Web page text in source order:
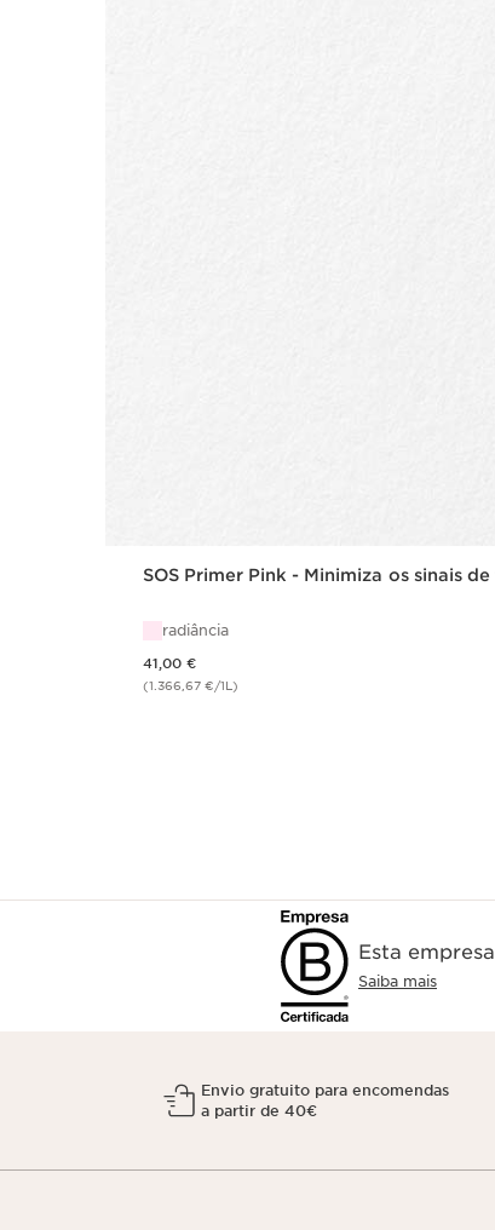
SOS Primer Pink - Minimiza os sinais
radiância
41,00 €
(1.366,67 €/1L)
Esta
Saiba mais
Envio gratuito para encomendas
a partir de 40€